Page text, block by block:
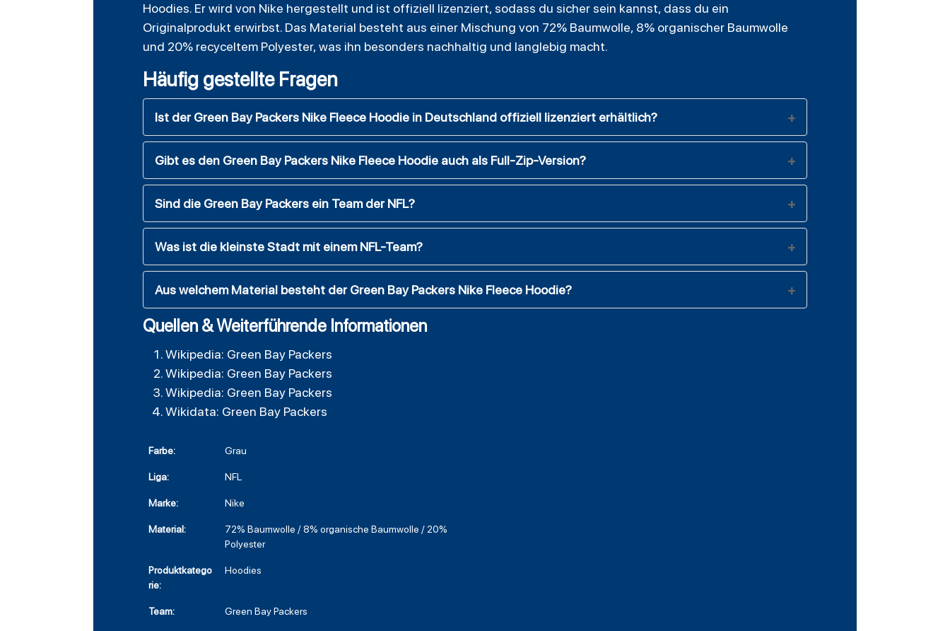
Hoodies. Er wird von Nike hergestellt und ist offiziell lizenziert, sodass du sicher sein kannst, dass du ein
Originalprodukt erwirbst. Das Material besteht aus einer Mischung von 72% Baumwolle, 8% organischer Baumwolle
und 20% recyceltem Polyester, was ihn besonders nachhaltig und langlebig macht.
Häufig gestellte Fragen
Ist der Green Bay Packers Nike Fleece Hoodie in Deutschland offiziell lizenziert erhältlich?
Gibt es den Green Bay Packers Nike Fleece Hoodie auch als Full-Zip-Version?
Sind die Green Bay Packers ein Team der NFL?
Was ist die kleinste Stadt mit einem NFL-Team?
Aus welchem Material besteht der Green Bay Packers Nike Fleece Hoodie?
Quellen & Weiterführende Informationen
Wikipedia: Green Bay Packers
Wikipedia: Green Bay Packers
Wikipedia: Green Bay Packers
Wikidata: Green Bay Packers
Farbe: Grau
Liga: NFL
Marke: Nike
Material:
72% Baumwolle / 8% organische Baumwolle / 20%
Polyester
Produktkatego
rie:
Hoodies
Team: Green Bay Packers